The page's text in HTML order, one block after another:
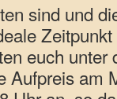
sind und
Zeitpunkt
euch unter
Aufpreis am